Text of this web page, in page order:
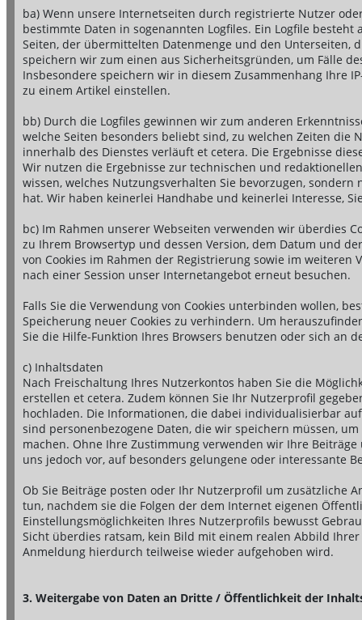
ba) Wenn unsere Internetseiten durch registrierte Nutzer
bestimmte Daten in sogenannten Logfiles. Ein Logfile
Seiten, der übermittelten Datenmenge und den Unterseiten,
speichern wir zum einen aus Sicherheitsgründen, um Fälle
Insbesondere speichern wir in diesem Zusammenhang Ihre
zu einem Artikel einstellen.
bb) Durch die Logfiles gewinnen wir zum anderen
welche Seiten besonders beliebt sind, zu welchen Zeiten die
innerhalb des Dienstes verläuft et cetera. Die Ergebnisse
Wir nutzen die Ergebnisse zur technischen und
wissen, welches Nutzungsverhalten Sie bevorzugen,
hat. Wir haben keinerlei Handhabe und keinerlei Interesse,
bc) Im Rahmen unserer Webseiten verwenden wir überdies
zu Ihrem Browsertyp und dessen Version, dem Datum und
von Cookies im Rahmen der Registrierung sowie im weiteren
nach einer Session unser Internetangebot erneut besuchen.
Falls Sie die Verwendung von Cookies unterbinden wollen,
Speicherung neuer Cookies zu verhindern. Um
Sie die Hilfe-Funktion Ihres Browsers benutzen oder sich an
c) Inhaltsdaten
Nach Freischaltung Ihres Nutzerkontos haben Sie die
erstellen et cetera. Zudem können Sie Ihr Nutzerprofil
hochladen. Die Informationen, die dabei individualisierbar
sind personenbezogene Daten, die wir speichern müssen,
machen. Ohne Ihre Zustimmung verwenden wir Ihre
uns jedoch vor, auf besonders gelungene oder interessante
Ob Sie Beiträge posten oder Ihr Nutzerprofil um zusätzliche
tun, nachdem sie die Folgen der dem Internet eigenen
Einstellungsmöglichkeiten Ihres Nutzerprofils bewusst
Sicht überdies ratsam, kein Bild mit einem realen Abbild
Anmeldung hierdurch teilweise wieder aufgehoben wird.
3. Weitergabe von Daten an Dritte / Öffentlichkeit der